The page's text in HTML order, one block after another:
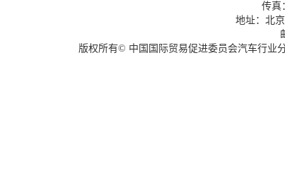
传真
地址：北
版权所有© 中国国际贸易促进委员会汽车行业